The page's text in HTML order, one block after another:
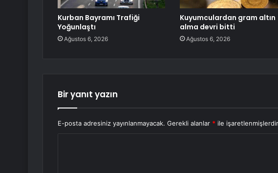
Kurban Bayramı Trafiği
Yoğunlaştı
Ağustos 6, 2026
Kuyumculardan gram altın
alma devri bitti
Ağustos 6, 2026
Bir yanıt yazın
E-posta adresiniz yayınlanmayacak. Gerekli alanlar * ile işaretlenmişlerdir